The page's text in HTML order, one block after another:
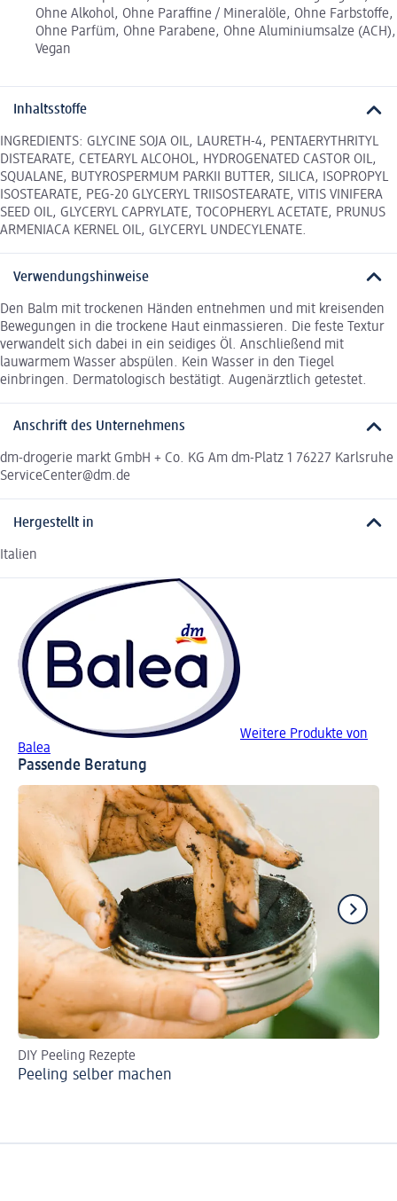
Ohne Alkohol, Ohne Paraffine / Mineralöle, Ohne Farbstoffe,
Ohne Parfüm, Ohne Parabene, Ohne Aluminiumsalze (ACH),
Vegan
Inhaltsstoffe
INGREDIENTS: GLYCINE SOJA OIL, LAURETH-4, PENTAERYTHRITYL
DISTEARATE, CETEARYL ALCOHOL, HYDROGENATED CASTOR OIL,
SQUALANE, BUTYROSPERMUM PARKII BUTTER, SILICA, ISOPROPYL
ISOSTEARATE, PEG-20 GLYCERYL TRIISOSTEARATE, VITIS VINIFERA
SEED OIL, GLYCERYL CAPRYLATE, TOCOPHERYL ACETATE, PRUNUS
ARMENIACA KERNEL OIL, GLYCERYL UNDECYLENATE.
Verwendungshinweise
Den Balm mit trockenen Händen entnehmen und mit kreisenden
Bewegungen in die trockene Haut einmassieren. Die feste Textur
verwandelt sich dabei in ein seidiges Öl. Anschließend mit
lauwarmem Wasser abspülen. Kein Wasser in den Tiegel
einbringen. Dermatologisch bestätigt. Augenärztlich getestet.
Anschrift des Unternehmens
dm-drogerie markt GmbH + Co. KG Am dm-Platz 1 76227 Karlsruhe
ServiceCenter@dm.de
Hergestellt in
Italien
Weitere Produkte von
Balea
Passende Beratung
DIY Peeling Rezepte
Peeling selber machen